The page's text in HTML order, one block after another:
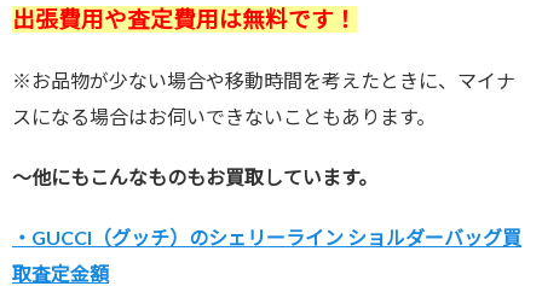
出張費用や査定費用は無料です！
※お品物が少ない場合や移動時間を考えたときに、マイナ
スになる場合はお伺いできないこともあります。
～他にもこんなものもお買取しています。
・GUCCI（グッチ）のシェリーライン ショルダーバッグ買
取査定金額